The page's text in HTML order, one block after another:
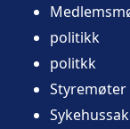
politikk
politkk
Styremøter